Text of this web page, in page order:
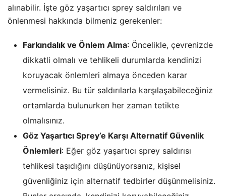
alınabilir. İşte göz yaşartıcı sprey saldırıları ve
önlenmesi hakkında bilmeniz gerekenler:
Farkındalık ve Önlem Alma: Öncelikle, çevrenizde
dikkatli olmalı ve tehlikeli durumlarda kendinizi
koruyacak önlemleri almaya önceden karar
vermelisiniz. Bu tür saldırılarla karşılaşabileceğiniz
ortamlarda bulunurken her zaman tetikte
olmalısınız.
Göz Yaşartıcı Sprey’e Karşı Alternatif Güvenlik
Önlemleri: Eğer göz yaşartıcı sprey saldırısı
tehlikesi taşıdığını düşünüyorsanız, kişisel
güvenliğiniz için alternatif tedbirler düşünmelisiniz.